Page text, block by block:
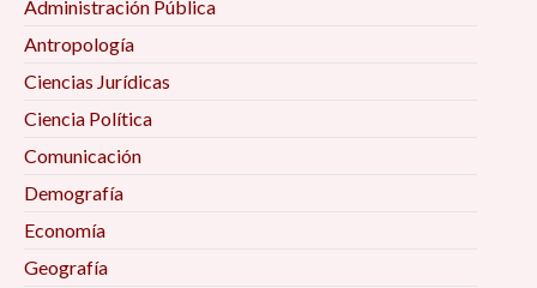
Administración Pública
Antropología
Ciencias Jurídicas
Ciencia Política
Comunicación
Demografía
Economía
Geografía